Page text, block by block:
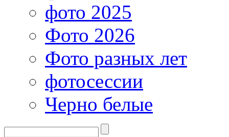
фото 2025
Фото 2026
Фото разных лет
фотосессии
Черно белые